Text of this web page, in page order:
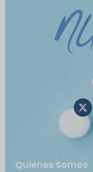
Quienes Somos